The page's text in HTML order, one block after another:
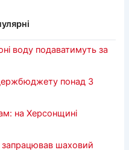
воду подаватимуть за
понад 3
на Херсонщині
шаховий